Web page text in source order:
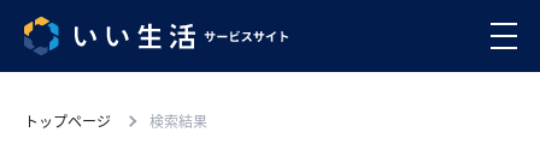
トップページ 検索結果